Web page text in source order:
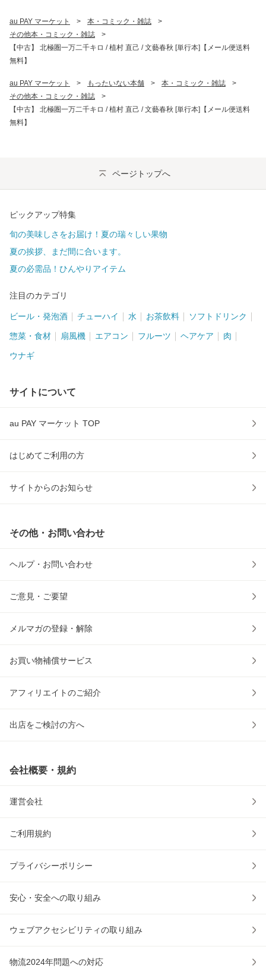
au PAY マーケット > 本・コミック・雑誌
>
その他本・コミック・雑誌
>
【中古】 北極圏一万二千キロ / 植村 直己 / 文藝春秋 [単行本]【メール便送料
無料】
au PAY マーケット > もったいない本舗 > 本・コミック・雑誌
>
その他本・コミック・雑誌
>
【中古】 北極圏一万二千キロ / 植村 直己 / 文藝春秋 [単行本]【メール便送料
無料】
ページトップへ
ピックアップ特集
旬の美味しさをお届け！夏の瑞々しい果物
夏の挨拶、まだ間に合います。
夏の必需品！ひんやりアイテム
注目のカテゴリ
ビール・発泡酒 チューハイ 水 お茶飲料 ソフトドリンク
惣菜・食材 扇風機 エアコン フルーツ ヘアケア 肉
ウナギ
サイトについて
au PAY マーケット TOP
はじめてご利用の方
サイトからのお知らせ
その他・お問い合わせ
ヘルプ・お問い合わせ
ご意見・ご要望
メルマガの登録・解除
お買い物補償サービス
アフィリエイトのご紹介
出店をご検討の方へ
会社概要・規約
運営会社
ご利用規約
プライバシーポリシー
安心・安全への取り組み
ウェブアクセシビリティの取り組み
物流2024年問題への対応